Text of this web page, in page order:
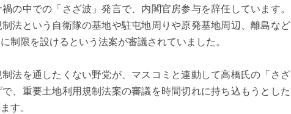
の中での「さざ波」発言で、内閣官房参与を辞任しています。
法という自衛隊の基地や駐屯地周りや原発基地周辺、離島など
制限を設けるという法案が審議されていました。
法を通したくない野党が、マスコミと連動して高橋氏の「さざ
、重要土地利用規制法案の審議を時間切れに持ち込もうとした
す。